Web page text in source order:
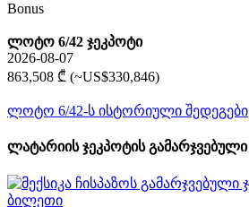
Bonus
ლოტო 6/42 ჯეკპოტი
2026-08-07
863,508 ₾ (~US$330,846)
ლოტო 6/42-ს ისტორიული შედეგები
ლატარიის ჯეკპოტის გამარჯვებული